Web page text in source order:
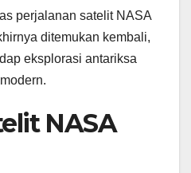
perjalanan satelit NASA
ditemukan kembali,
eksplorasi antariksa
NASA